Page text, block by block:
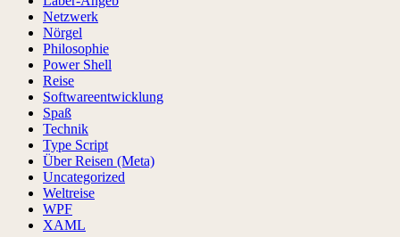
Netzwerk
Nörgel
Philosophie
Power Shell
Reise
Softwareentwicklung
Spaß
Technik
Type Script
Über Reisen (Meta)
Uncategorized
Weltreise
WPF
XAML